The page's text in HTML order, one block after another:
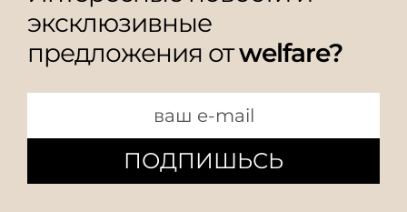
эксклюзивные
предложения отwelfare?
ПОДПИШЬСЬ